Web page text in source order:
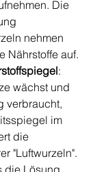
Die
nehmen
Nährstoffe auf.
:
wächst und
verbraucht,
im
die
"Luftwurzeln".
die Lösung